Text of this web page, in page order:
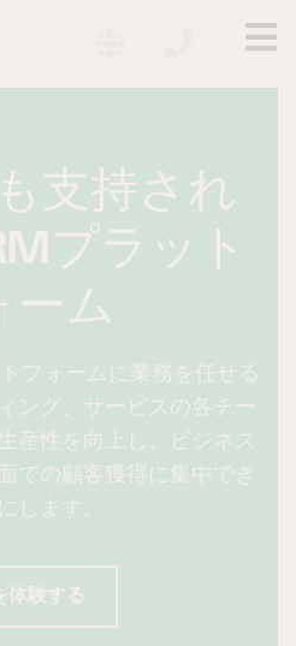
CONTACT ×
支持され
プラット
ーム
フォームに業務を任せる
ング、サービスの各チー
産性を向上し、ビジネス
での顧客獲得に集中でき
します。
体験する
支持され
プラット
ーム
フォームに業務を任せる
ング、サービスの各チー
産性を向上し、ビジネス
での顧客獲得に集中でき
します。
体験する
支持され
プラット
ーム
フォームに業務を任せる
ング、サービスの各チー
産性を向上し、ビジネス
での顧客獲得に集中でき
します。
体験する